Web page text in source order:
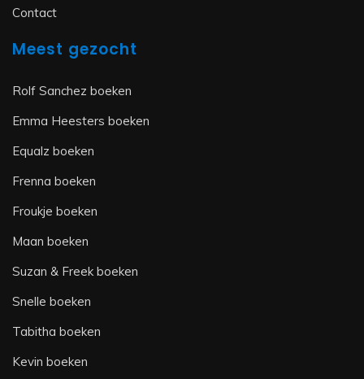
Contact
Meest gezocht
Rolf Sanchez boeken
Emma Heesters boeken
Equalz boeken
Frenna boeken
Froukje boeken
Maan boeken
Suzan & Freek boeken
Snelle boeken
Tabitha boeken
Kevin boeken